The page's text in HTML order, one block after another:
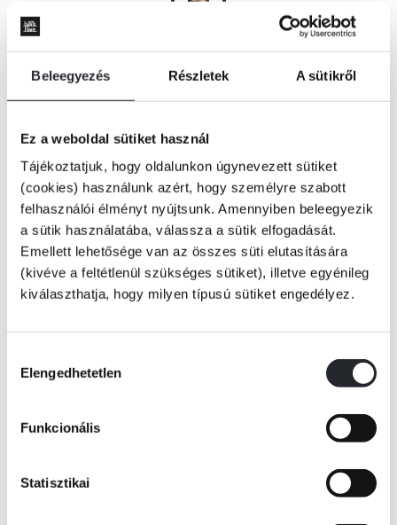
Beleegyezés Részletek A sütikről
Ez a weboldal sütiket használ
Tájékoztatjuk, hogy oldalunkon úgynevezett sütiket
(cookies) használunk azért, hogy személyre szabott
felhasználói élményt nyújtsunk. Amennyiben beleegyezik
a sütik használatába, válassza a sütik elfogadását.
Emellett lehetősége van az összes süti elutasítására
(kivéve a feltétlenül szükséges sütiket), illetve egyénileg
kiválaszthatja, hogy milyen típusú sütiket engedélyez.
kiválasztása
Elengedhetetlen
Funkcionális
Statisztikai
KOSÁRBA
VÁLJ AZONNAL A JEDIK SZAKÉRTŐJÉVÉ!
Mindenki tudja, kik azok a jedik. De azt is tudod, hogy mi a különbség
Ki-Adi-Mundi és Ahsoka Tano között? Tudod, melyik jedi szolgált a Nagy
Tanácsban, vagy melyik mester melyik padavant képezte ki? Nos, ha
nem, ne aggódj! Ez a könyv segít!Tovább
KÖNYV ADATAI
RÉSZLET A KÖNYVBŐL